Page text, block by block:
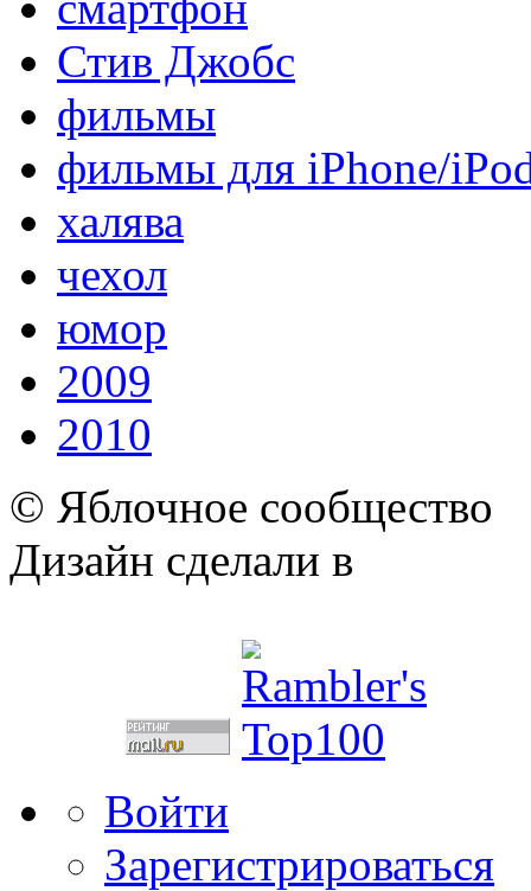
Стив Джобс
фильмы
фильмы для iPhone/
халява
чехол
юмор
2009
2010
© Яблочное сообщество
Дизайн сделали в
Войти
Зарегистрироваться